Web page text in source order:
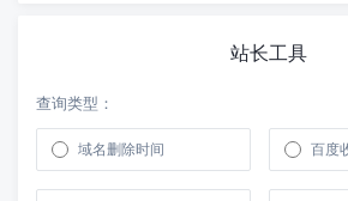
站长工具
查询类型：
域名删除时间 百度